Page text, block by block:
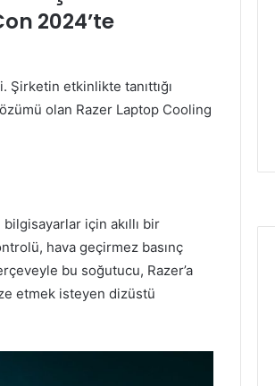
2024’te
Şirketin etkinlikte tanıttığı
olan Razer Laptop Cooling
için akıllı bir
hava geçirmez basınç
bu soğutucu, Razer’a
etmek isteyen dizüstü